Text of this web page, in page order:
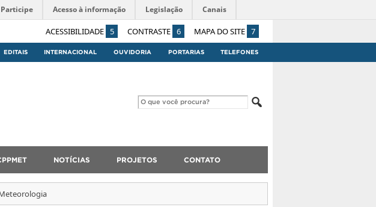
ACESSIBILIDADE 5 CONTRASTE 6 MAPA DO SITE 7
Participe Acesso à informação Legislação Canais
EDITAIS INTERNACIONAL OUVIDORIA PORTARIAS TELEFONES
NOTÍCIAS PROJETOS CONTATO